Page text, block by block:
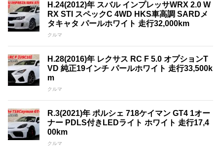
H.24(2012)年 スバル インプレッサWRX 2.0 W
RX STI スペックC 4WD HKS車高調 SARDメ
タキャタ パールホワイト 走行32,000km
クルマ
H.28(2016)年 レクサス RC F 5.0 オプションT
VD 純正19インチ パールホワイト 走行33,500k
m
クルマ
R.3(2021)年 ポルシェ 718ケイマン GT4 1オー
ナー PDLS付きLEDライト ホワイト 走行17,4
00km
クルマ